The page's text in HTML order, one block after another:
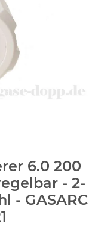
6.0 200
- 2-
- GASARC